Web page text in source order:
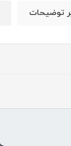
توضیحات